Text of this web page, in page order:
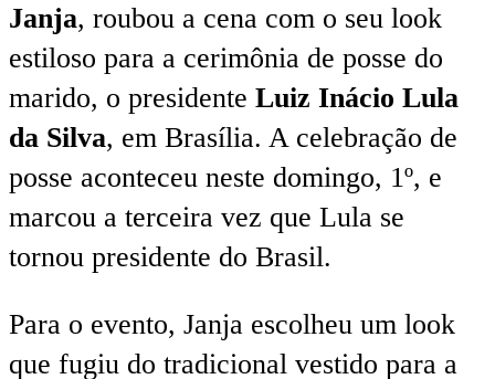
Janja, roubou a cena com o seu look
estiloso para a cerimônia de posse do
marido, o presidente Luiz Inácio Lula
da Silva, em Brasília. A celebração de
posse aconteceu neste domingo, 1º, e
marcou a terceira vez que Lula se
tornou presidente do Brasil.
Para o evento, Janja escolheu um look
que fugiu do tradicional vestido para a